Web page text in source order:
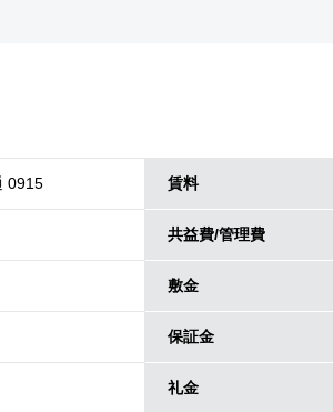
0915 賃料
共益費/管理費
敷金
保証金
礼金